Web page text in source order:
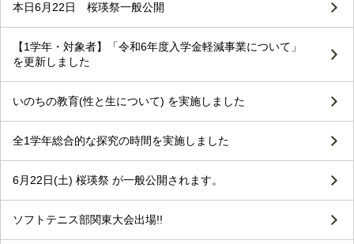
本日6月22日 桜瑛祭一般公開
【1学年・対象者】「令和6年度入学金軽減事業について」
を更新しました
いのちの教育(性と生について) を実施しました
全1学年総合的な探究の時間を実施しました
6月22日(土) 桜瑛祭 が一般公開されます。
ソフトテニス部関東大会出場!!